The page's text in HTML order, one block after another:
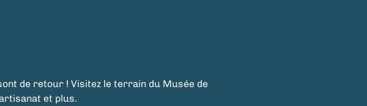
de retour ! Visitez le terrain du Musée de
et plus.